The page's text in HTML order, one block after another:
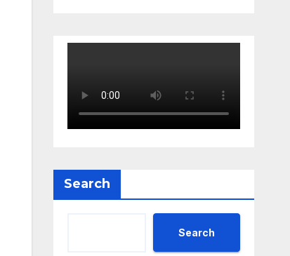
Search
Search